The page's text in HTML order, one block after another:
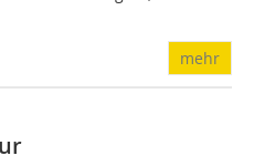
mehr